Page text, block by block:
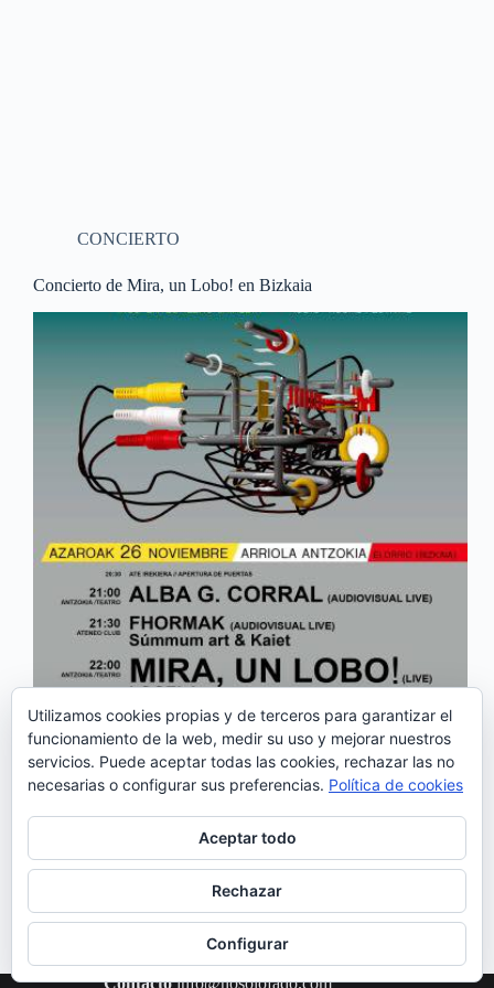
CONCIERTO
Concierto de Mira, un Lobo! en Bizkaia
Concierto de Mira, un Lobo! en Bizkaia IKUS 16
IKUS es un festival de creación audiovisual
contemporánea de música electrónica y artes
visuales. Busca entretener y reflexionar al público
mediante una programación innovadora y variada.
Dentro de su programación, será…
Noemí Sánchez
24/11/2016
Contacto info@nosolofado.com
Utilizamos cookies propias y de terceros para garantizar el
funcionamiento de la web, medir su uso y mejorar nuestros
servicios. Puede aceptar todas las cookies, rechazar las no
necesarias o configurar sus preferencias. Política de cookies
Aceptar todo
Rechazar
Configurar